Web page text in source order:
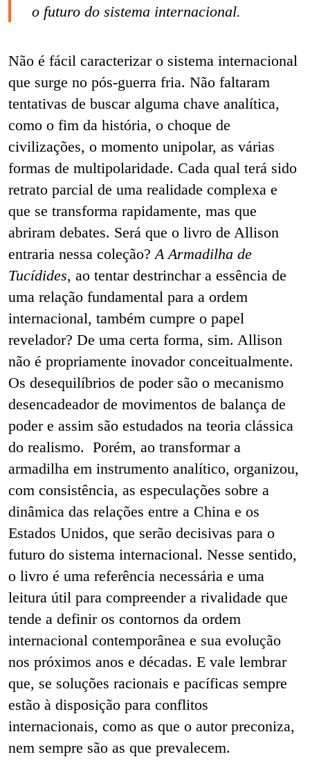
o futuro do sistema internacional.
Não é fácil caracterizar o sistema internacional
que surge no pós-guerra fria. Não faltaram
tentativas de buscar alguma chave analítica,
como o fim da história, o choque de
civilizações, o momento unipolar, as várias
formas de multipolaridade. Cada qual terá sido
retrato parcial de uma realidade complexa e
que se transforma rapidamente, mas que
abriram debates. Será que o livro de Allison
entraria nessa coleção?A Armadilha de
Tucídides, ao tentar destrinchar a essência de
uma relação fundamental para a ordem
internacional, também cumpre o papel
revelador? De uma certa forma, sim. Allison
não é propriamente inovador conceitualmente.
Os desequilíbrios de poder são o mecanismo
desencadeador de movimentos de balança de
poder e assim são estudados na teoria clássica
do realismo. Porém, ao transformar a
armadilha em instrumento analítico, organizou,
com consistência, as especulações sobre a
dinâmica das relações entre a China e os
Estados Unidos, que serão decisivas para o
futuro do sistema internacional. Nesse sentido,
o livro é uma referência necessária e uma
leitura útil para compreender a rivalidade que
tende a definir os contornos da ordem
internacional contemporânea e sua evolução
nos próximos anos e décadas. E vale lembrar
que, se soluções racionais e pacíficas sempre
estão à disposição para conflitos
internacionais, como as que o autor preconiza,
nem sempre são as que prevalecem.